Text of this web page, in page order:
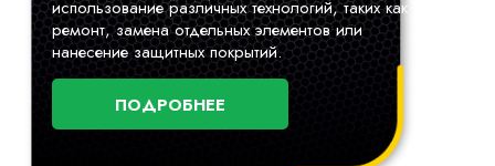
использование различных технологий, таких как
ремонт, замена отдельных элементов или
нанесение защитных покрытий.
ПОДРОБНЕЕ